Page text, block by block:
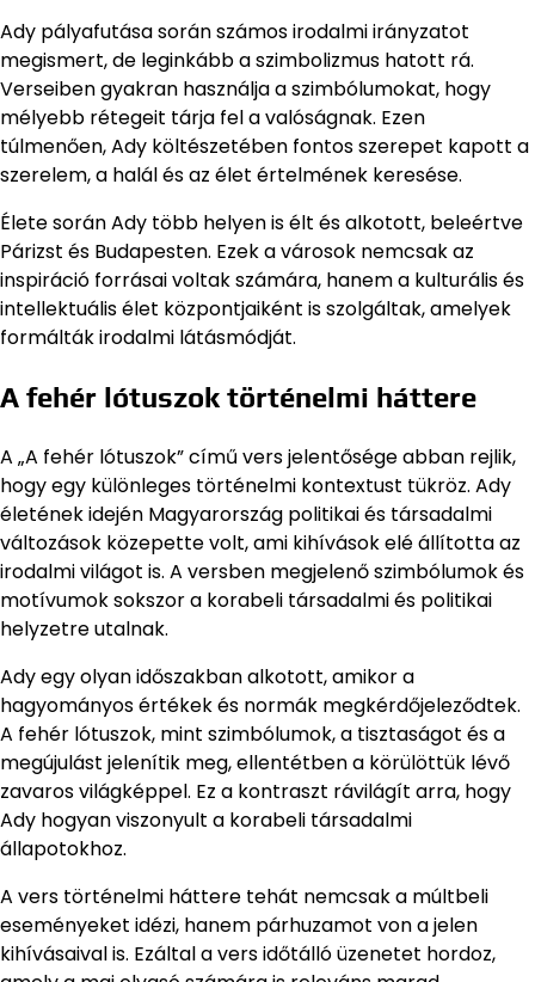
Ady pályafutása során számos irodalmi irányzatot
megismert, de leginkább a szimbolizmus hatott rá.
Verseiben gyakran használja a szimbólumokat, hogy
mélyebb rétegeit tárja fel a valóságnak. Ezen
túlmenően, Ady költészetében fontos szerepet kapott a
szerelem, a halál és az élet értelmének keresése.
Élete során Ady több helyen is élt és alkotott, beleértve
Párizst és Budapesten. Ezek a városok nemcsak az
inspiráció forrásai voltak számára, hanem a kulturális és
intellektuális élet központjaiként is szolgáltak, amelyek
formálták irodalmi látásmódját.
A fehér lótuszok történelmi háttere
A „A fehér lótuszok” című vers jelentősége abban rejlik,
hogy egy különleges történelmi kontextust tükröz. Ady
életének idején Magyarország politikai és társadalmi
változások közepette volt, ami kihívások elé állította az
irodalmi világot is. A versben megjelenő szimbólumok és
motívumok sokszor a korabeli társadalmi és politikai
helyzetre utalnak.
Ady egy olyan időszakban alkotott, amikor a
hagyományos értékek és normák megkérdőjeleződtek.
A fehér lótuszok, mint szimbólumok, a tisztaságot és a
megújulást jelenítik meg, ellentétben a körülöttük lévő
zavaros világképpel. Ez a kontraszt rávilágít arra, hogy
Ady hogyan viszonyult a korabeli társadalmi
állapotokhoz.
A vers történelmi háttere tehát nemcsak a múltbeli
eseményeket idézi, hanem párhuzamot von a jelen
kihívásaival is. Ezáltal a vers időtálló üzenetet hordoz,